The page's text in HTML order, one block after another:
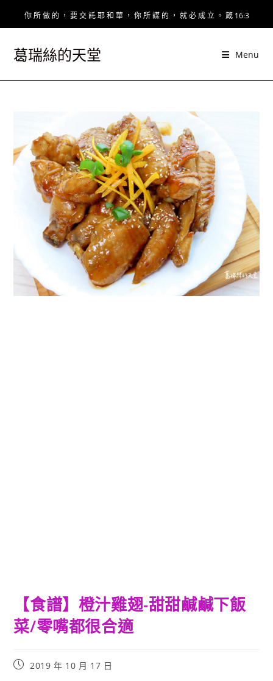
你 所 做 的 ， 要 交 託 耶 和 華 ， 你 所 謀 的 ， 就 必 成 立 。 箴 16:3
葛瑞絲的天堂 Menu
【食譜】橙汁雞翅-甜甜鹹鹹下飯
菜/零嘴都很合適
Post2019 年 10 月 17 日